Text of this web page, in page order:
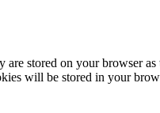
stored on your browser as
will be stored in your